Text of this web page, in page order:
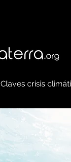
Claves crisis